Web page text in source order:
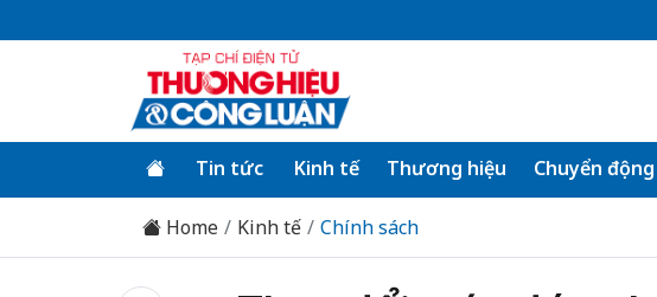
Tin tức Kinh tế Thương hiệu Chuyển
Home Kinh tế Chính sách